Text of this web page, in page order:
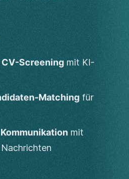
Screening mit KI-
Matching für
mit